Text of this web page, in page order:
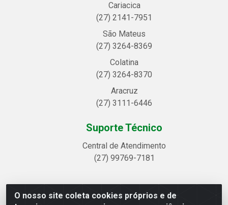
O nosso site coleta cookies próprios e de
Cariacica
(27) 2141-7951
São Mateus
(27) 3264-8369
Colatina
(27) 3264-8370
Aracruz
(27) 3111-6446
Suporte Técnico
Central de Atendimento
(27) 99769-7181
Linhavix Distribuidora LTDA - Avenida Alegre, 2521 -